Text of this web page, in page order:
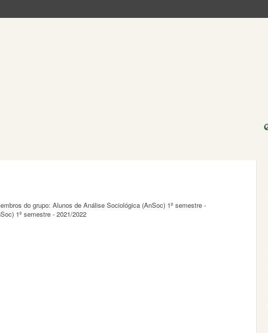
do grupo: Alunos de Análise Sociológica (AnSoc) 1º semestre -
1º semestre - 2021/2022